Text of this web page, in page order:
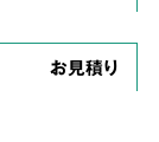
ただきま
お見積り